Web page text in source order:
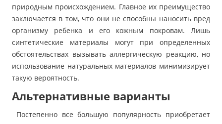
природным происхождением. Главное их преимущество
заключается в том, что они не способны наносить вред
организму ребенка и его кожным покровам. Лишь
синтетические материалы могут при определенных
обстоятельствах вызывать аллергическую реакцию, но
использование натуральных материалов минимизирует
такую вероятность.
Альтернативные варианты
Постепенно все большую популярность приобретает